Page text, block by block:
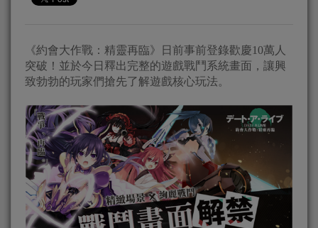
《約會大作戰：精靈再臨》日前事前登錄歡慶10萬人
突破！並於今日釋出完整的遊戲戰鬥系統畫面，讓興
致勃勃的玩家們搶先了解遊戲核心玩法。